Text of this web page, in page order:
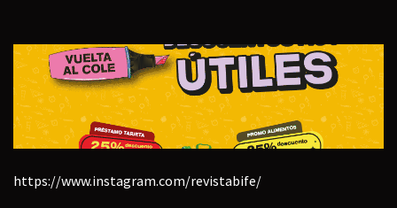
https://www.instagram.com/revistabife/